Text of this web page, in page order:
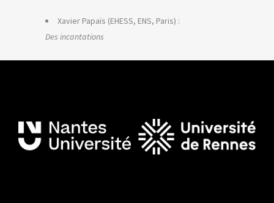
Xavier Papaïs (EHESS, ENS, Paris) :
Des incantations